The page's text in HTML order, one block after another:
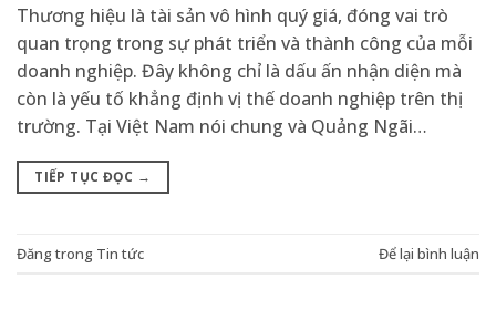
Thương hiệu là tài sản vô hình quý giá, đóng vai trò
quan trọng trong sự phát triển và thành công của mỗi
doanh nghiệp. Đây không chỉ là dấu ấn nhận diện mà
còn là yếu tố khẳng định vị thế doanh nghiệp trên thị
trường. Tại Việt Nam nói chung và Quảng Ngãi…
TIẾP TỤC ĐỌC →
Đăng trong Tin tức Để lại bình luận